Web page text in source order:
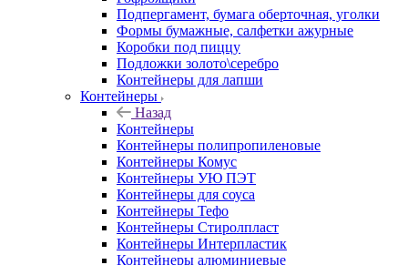
Подпергамент, бумага оберточная, уголки
Формы бумажные, салфетки ажурные
Коробки под пиццу
Подложки золото\серебро
Контейнеры для лапши
Контейнеры
Назад
Контейнеры
Контейнеры полипропиленовые
Контейнеры Комус
Контейнеры УЮ ПЭТ
Контейнеры для соуса
Контейнеры Тефо
Контейнеры Стиролпласт
Контейнеры Интерпластик
Контейнеры алюминиевые